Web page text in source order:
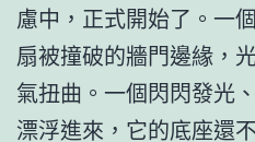
慮中，正式開始了。一
扇被撞破的牆門邊緣，
氣扭曲。一個閃閃發光
漂浮進來，它的底座還